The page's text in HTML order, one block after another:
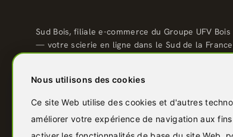
Nous utilisons des cookies
Ce site Web utilise des cookies et d'autres
améliorer votre expérience de navigation aux
Sud Bois, filiale e-commerce du Groupe UFV Bois
— votre scierie en ligne dans le Sud de la
contact@sudbois.fr
Avèze (30120) — Sud de la France